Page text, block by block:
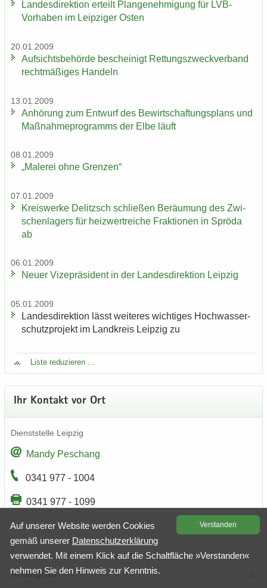
Lan­des­di­rek­ti­on er­teilt Plan­ge­neh­mi­gung für LVB-​
Vorhaben im Leip­zi­ger Osten
20.01.2009
Auf­sichts­be­hör­de be­schei­nigt Ret­tungs­zweck­ver­band
recht­mä­ßi­ges Han­deln
13.01.2009
An­hö­rung zum Ent­wurf des Be­wirt­schaf­tungs­plans und
Maß­nah­me­pro­gramms der Elbe läuft
08.01.2009
„Ma­le­rei ohne Gren­zen“
07.01.2009
Kreis­wer­ke De­litzsch schlie­ßen Be­räu­mung des Zwi­
schen­la­gers für heiz­wertrei­che Frak­tio­nen in Sprö­da
ab
06.01.2009
Neuer Vi­ze­prä­si­dent in der Lan­des­di­rek­ti­on Leip­zig
05.01.2009
Lan­des­di­rek­ti­on lässt wei­te­res wich­ti­ges Hoch­was­ser­
schutz­pro­jekt im Land­kreis Leip­zig zu
Liste re­du­zie­ren ...
Ihr Kon­takt vor Ort
Dienst­stel­le Leip­zig
Mandy Peschang
0341 977 - 1004
0341 977 - 1099
Herausgeber
Ver­stan­den
Auf un­se­rer Web­site wer­den Coo­kies
gemäß un­se­rer Da­ten­schutz­er­klä­rung
ver­wen­det. Mit einem Klick auf die Schalt­flä­che »Ver­stan­den«
neh­men Sie den Hin­weis zur Kennt­nis.